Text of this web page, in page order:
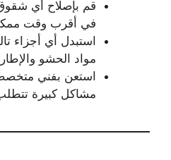
قم بإصلاح أي
في أقرب وقت
استبدل أي أجزاء
مواد الحشو
استعن بفني
مشاكل كبيرة تتطلب